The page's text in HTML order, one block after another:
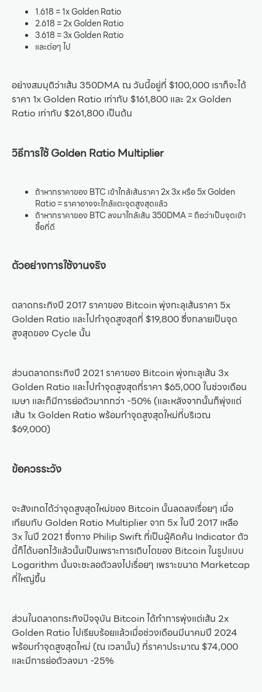
1.618 = 1x Golden Ratio
2.618 = 2x Golden Ratio
3.618 = 3x Golden Ratio
และต่อๆ ไป
อย่างสมมุติว่าเส้น 350DMA ณ วันนี้อยู่ที่ $100,000 เราก็จะได้
ราคา 1x Golden Ratio เท่ากับ $161,800 และ 2x Golden
Ratio เท่ากับ $261,800 เป็นต้น
วิธีการใช้ Golden Ratio Multiplier
ถ้าหากราคาของ BTC เข้าใกล้เส้นราคา 2x 3x หรือ 5x Golden
Ratio = ราคาอาจจะใกล้แตะจุดสูงสุดแล้ว
ถ้าหากราคาของ BTC ลงมาใกล้เส้น 350DMA = ถือว่าเป็นจุดเข้า
ซื้อที่ดี
ตัวอย่างการใช้งานจริง
ตลาดกระทิงปี 2017 ราคาของ Bitcoin พุ่งทะลุเส้นราคา 5x
Golden Ratio และไปทำจุดสูงสุดที่ $19,800 ซึ่งกลายเป็นจุด
สูงสุดของ Cycle นั้น
ส่วนตลาดกระทิงปี 2021 ราคาของ Bitcoin พุ่งทะลุเส้น 3x
Golden Ratio และไปทำจุดสูงสุดที่ราคา $65,000 ในช่วงเดือน
เมษา และก็มีการย่อตัวมากกว่า -50% (และหลังจากนั้นก็พุ่งแต่
เส้น 1x Golden Ratio พร้อมทำจุดสูงสุดใหม่ที่บริเวณ
$69,000)
ข้อควรระวัง
จะสังเกตได้ว่าจุดสูงสุดใหม่ของ Bitcoin นั้นลดลงเรื่อยๆ เมื่อ
เทียบกับ Golden Ratio Multiplier จาก 5x ในปี 2017 เหลือ
3x ในปี 2021 ซึ่งทาง Philip Swift ที่เป็นผู้คิดค้น Indicator ตัว
นี้ก็ได้บอกไว้แล้วนั้นเป็นเพราะการเติบโตของ Bitcoin ในรูปแบบ
Logarithm นั้นจะชะลอตัวลงไปเรื่อยๆ เพราะขนาด Marketcap
ที่ใหญ่ขึ้น
ส่วนในตลาดกระทิงปัจจุบัน Bitcoin ได้ทำการพุ่งแต่เส้น 2x
Golden Ratio ไปเรียบร้อยแล้วเมื่อช่วงเดือนมีนาคมปี 2024
พร้อมทำจุดสูงสุดใหม่ (ณ เวลานั้น) ที่ราคาประมาณ $74,000
และมีการย่อตัวลงมา -25%